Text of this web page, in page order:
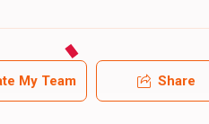
My Team Share